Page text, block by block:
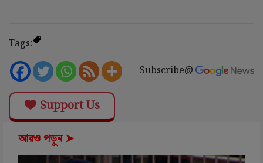
Tags:
Subscribe@
Support Us
আরও পড়ুন ➤